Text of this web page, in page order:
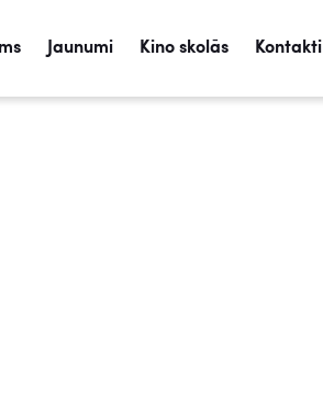
Jaunumi Kino skolās Kontakti